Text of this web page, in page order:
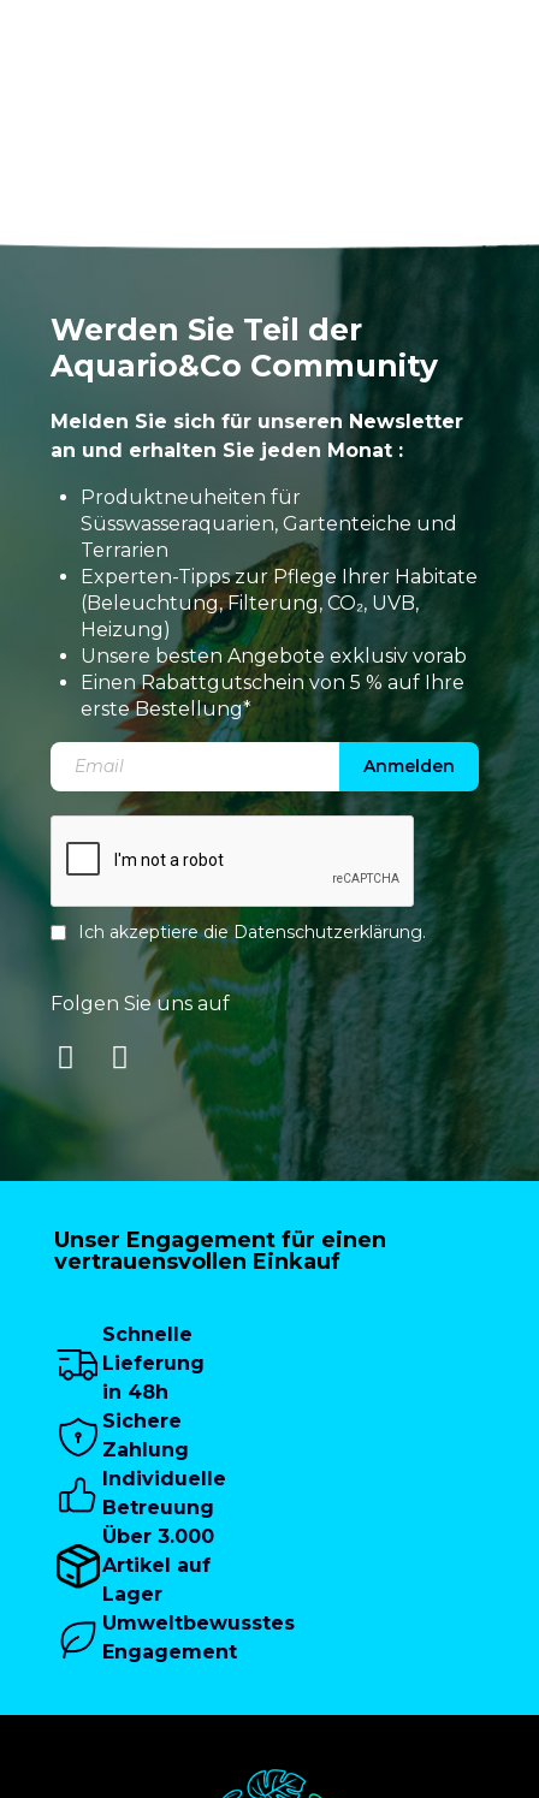
Werden Sie Teil der
Aquario&Co Community
Melden Sie sich für unseren Newsletter
an und erhalten Sie jeden Monat :
Produktneuheiten für
Süsswasseraquarien, Gartenteiche und
Terrarien
Experten-Tipps zur Pflege Ihrer Habitate
(Beleuchtung, Filterung, CO₂, UVB,
Heizung)
Unsere besten Angebote exklusiv vorab
Einen Rabattgutschein von 5 % auf Ihre
erste Bestellung*
Anmelden
Ich akzeptiere dieDatenschutzerklärung.
Folgen Sie uns auf
Unser Engagement für einen
vertrauensvollen Einkauf
Schnelle
Lieferung
in 48h
Sichere
Zahlung
Individuelle
Betreuung
Über 3.000
Artikel auf
Lager
Umweltbewusstes
Engagement